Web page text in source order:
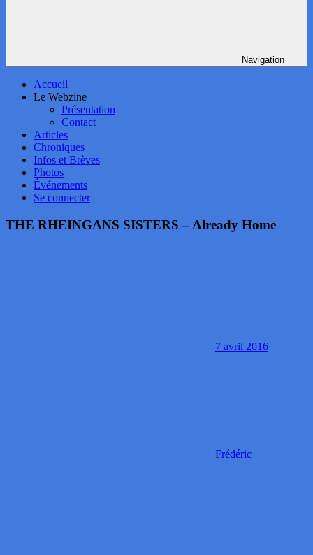
Navigation
Accueil
Le Webzine
Présentation
Contact
Articles
Chroniques
Infos et Brèves
Photos
Événements
Se connecter
THE RHEINGANS SISTERS – Already Home
7 avril 2016
Frédéric